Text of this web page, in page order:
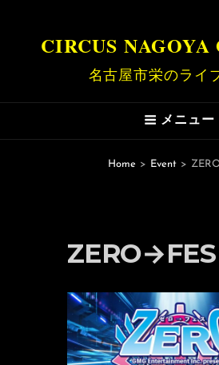
CIRCUS
名古屋市栄のライ
メニュー
Home > Event >
ZERO→FES